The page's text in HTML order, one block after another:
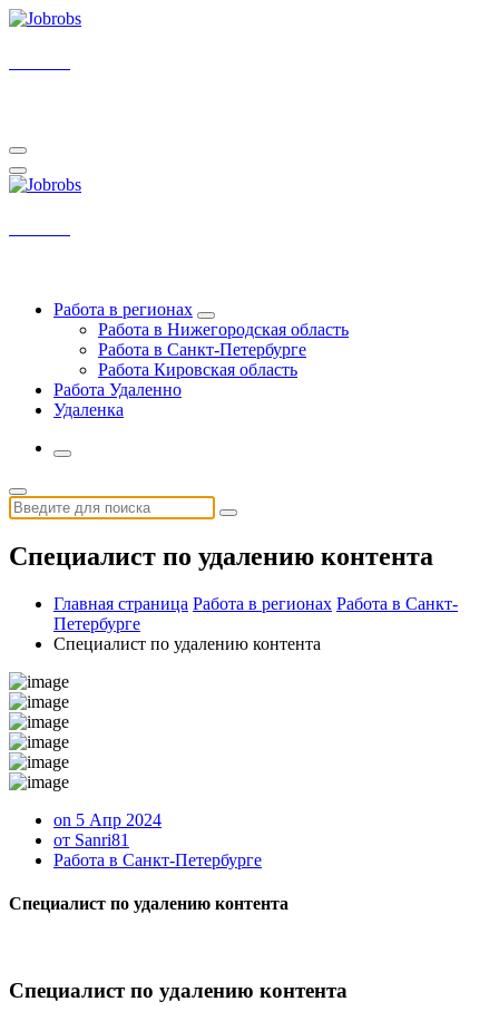
Перейти
Работа в регионах
Работа в Нижегородская область
Работа в Санкт-Петербурге
Работа Кировская область
Работа Удаленно
Удаленка
Искать:
Специалист по удалению контента
Главная страница Работа в регионах Работа в Санкт-
Петербурге
Специалист по удалению контента
on 5 Апр 2024
от Sanri81
Работа в Санкт-Петербурге
Специалист по удалению контента
Специалист по удалению контента